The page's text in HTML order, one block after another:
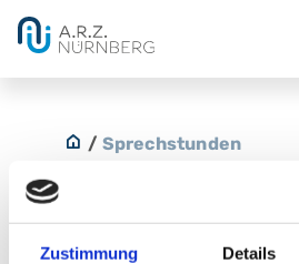
Zustimmung Details
/ Sprechstunden